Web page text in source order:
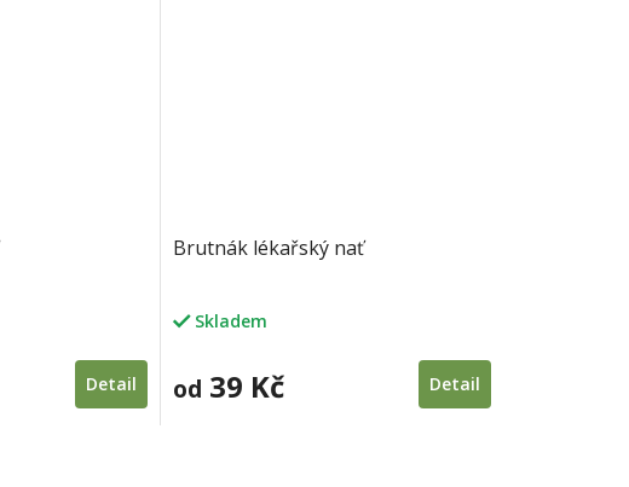
Detail
Brutnák lékařský nať
Skladem
od 39 Kč Detail